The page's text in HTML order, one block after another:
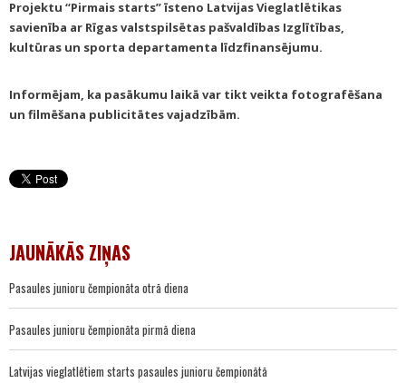
Projektu “Pirmais starts” īsteno Latvijas Vieglatlētikas
savienība ar Rīgas valstspilsētas pašvaldības Izglītības,
kultūras un sporta departamenta līdzfinansējumu.
Informējam, ka pasākumu laikā var tikt veikta fotografēšana
un filmēšana publicitātes vajadzībām.
JAUNĀKĀS ZIŅAS
Pasaules junioru čempionāta otrā diena
Pasaules junioru čempionāta pirmā diena
Latvijas vieglatlētiem starts pasaules junioru čempionātā